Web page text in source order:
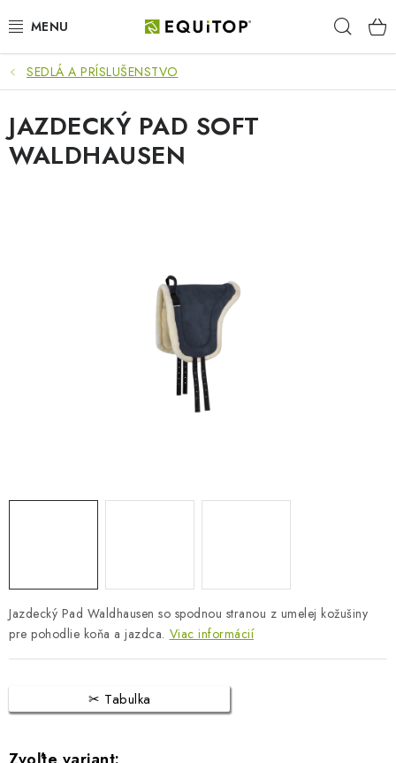
na
JAZDEC
KÔŇ
PONY
DARČEKOVÉ POUKAZY
Obchodné podmienky
Dodacie podmienky
Podmienky ochrany osobných údajov
Napíšte nám
SEDLÁ A PRÍSLUŠENSTVO
Jazdecký Pad Waldhausen so spodnou stranou z umelej kožušiny
pre pohodlie koňa a jazdca. Viac informácií
Tabulka
JAZDECKÝ PAD SOFT
WALDHAUSEN